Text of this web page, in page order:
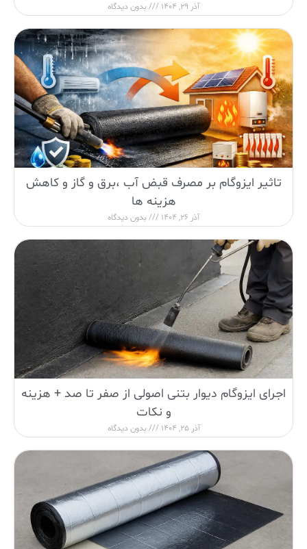
آذر 29, 1404 بدون دیدگاه
تاثیر ایزوگام بر مصرف قبض آب ،برق و گاز و کاهش
هزینه ها
آذر 26, 1404 بدون دیدگاه
اجرای ایزوگام دیوار بتنی اصولی از صفر تا صد + هزینه
و نکات
آذر 25, 1404 بدون دیدگاه